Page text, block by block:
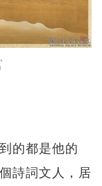
的都是他的
詩詞文人，居